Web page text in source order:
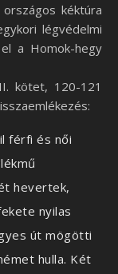
kéktúra
légvédelmi
a Homok-hegy
kötet, 120-121
férfi és női
hevertek,
nyilas
út mögötti
hulla. Két